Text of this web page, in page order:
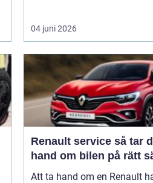
04 juni 2026
Renault service så tar du
hand om bilen på rätt
Att ta hand om en Renault